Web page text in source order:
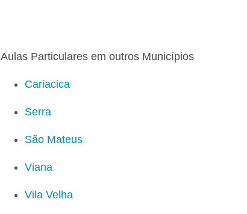
Aulas Particulares em outros Municípios
Cariacica
Serra
São Mateus
Viana
Vila Velha